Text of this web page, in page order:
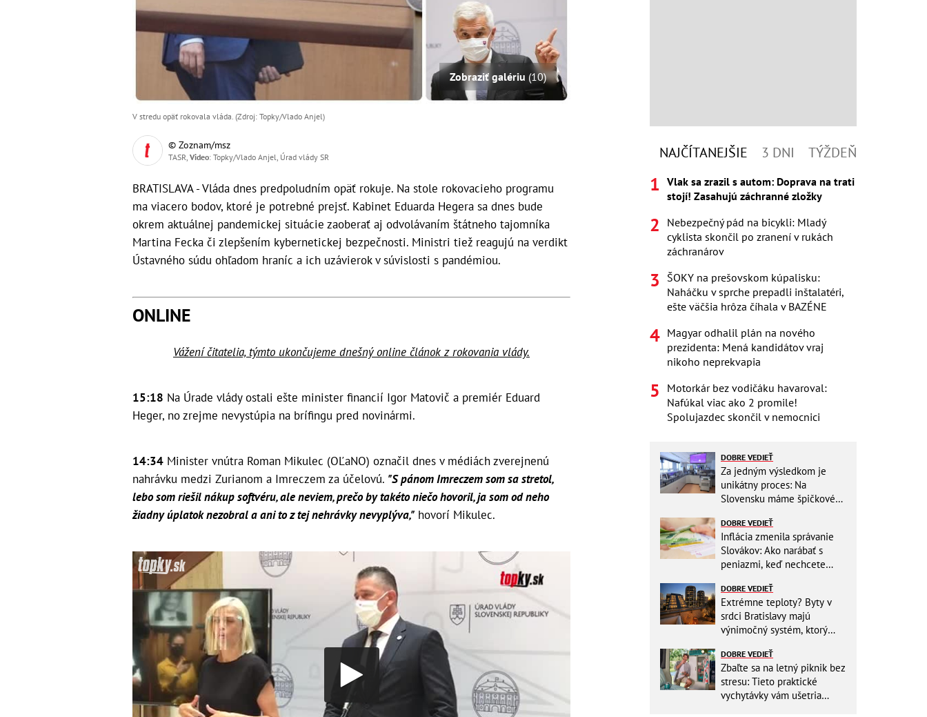
Zobraziť galériu (10)
V stredu opäť rokovala vláda. (Zdroj: Topky/Vlado Anjel)
© Zoznam/msz
TASR, Video: Topky/Vlado Anjel, Úrad vlády SR
BRATISLAVA - Vláda dnes predpoludním opäť rokuje. Na stole rokovacieho programu
ma viacero bodov, ktoré je potrebné prejsť. Kabinet Eduarda Hegera sa dnes bude
okrem aktuálnej pandemickej situácie zaoberať aj odvolávaním štátneho tajomníka
Martina Fecka či zlepšením kybernetickej bezpečnosti. Ministri tiež reagujú na verdikt
Ústavného súdu ohľadom hraníc a ich uzávierok v súvislosti s pandémiou.
ONLINE
Vážení čitatelia, týmto ukončujeme dnešný online článok z rokovania vlády.
15:18 Na Úrade vlády ostali ešte minister financií Igor Matovič a premiér Eduard
Heger, no zrejme nevystúpia na brífingu pred novinármi.
14:34 Minister vnútra Roman Mikulec (OĽaNO) označil dnes v médiách zverejnenú
nahrávku medzi Zurianom a Imreczem za účelovú. "S pánom Imreczem som sa stretol,
lebo som riešil nákup softvéru, ale neviem, prečo by takéto niečo hovoril, ja som od neho
žiadny úplatok nezobral a ani to z tej nehrávky nevyplýva," hovorí Mikulec.
NAJČÍTANEJŠIE 3 DNI TÝŽDEŇ
Vlak sa zrazil s autom: Doprava na trati
stojí! Zasahujú záchranné zložky
Nebezpečný pád na bicykli: Mladý
cyklista skončil po zranení v rukách
záchranárov
ŠOKY na prešovskom kúpalisku:
Naháčku v sprche prepadli inštalatéri,
ešte väčšia hrôza číhala v BAZÉNE
Magyar odhalil plán na nového
prezidenta: Mená kandidátov vraj
nikoho neprekvapia
Motorkár bez vodičáku havaroval:
Nafúkal viac ako 2 promile!
Spolujazdec skončil v nemocnici
DOBRE VEDIEŤ
Za jedným výsledkom je
unikátny proces: Na
Slovensku máme špičkové
DOBRE VEDIEŤ
Inflácia zmenila správanie
Slovákov: Ako narábať s
peniazmi, keď nechcete
DOBRE VEDIEŤ
Extrémne teploty? Byty v
srdci Bratislavy majú
výnimočný systém, ktorý
DOBRE VEDIEŤ
Zbaľte sa na letný piknik bez
stresu: Tieto praktické
vychytávky vám ušetria